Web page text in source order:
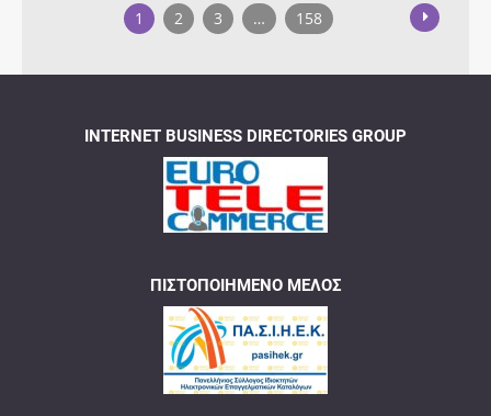
1 2 3 … 158
INTERNET BUSINESS DIRECTORIES GROUP
ΠΙΣΤΟΠΟΙΗΜΈΝΟ ΜΈΛΟΣ